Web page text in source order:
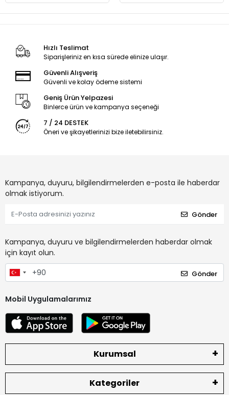
Hızlı Teslimat
Siparişleriniz en kısa sürede elinize ulaşır.
Güvenli Alışveriş
Güvenli ve kolay ödeme sistemi
Geniş Ürün Yelpazesi
Binlerce ürün ve kampanya seçeneği
7 / 24 DESTEK
Öneri ve şikayetlerinizi bize iletebilirsiniz.
Kampanya, duyuru, bilgilendirmelerden e-posta ile haberdar
olmak istiyorum.
Gönder
Kampanya, duyuru ve bilgilendirmelerden haberdar olmak
için kayıt olun.
Gönder
Mobil Uygulamalarımız
Kurumsal
Kategoriler